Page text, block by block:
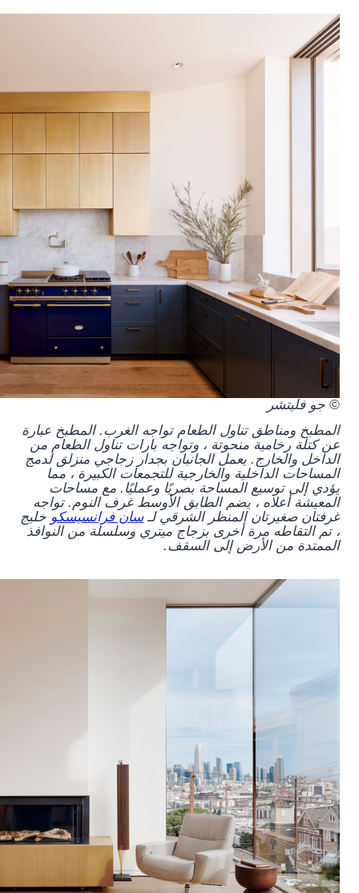
© جو فليتشر
المطبخ ومناطق تناول الطعام تواجه الغرب. المطبخ عبارة
عن كتلة رخامية منحوتة ، وتواجه بارات تناول الطعام من
الداخل والخارج. يعمل الجانبان بجدار زجاجي منزلق لدمج
المساحات الداخلية والخارجية للتجمعات الكبيرة ، مما
يؤدي إلى توسيع المساحة بصريًا وعمليًا. مع مساحات
المعيشة أعلاه ، يضم الطابق الأوسط غرف النوم. تواجه
غرفتان صغيرتان المنظر الشرقي لـسان فرانسيسكو خليج
، تم التقاطه مرة أخرى بزجاج ميتري وسلسلة من النوافذ
الممتدة من الأرض إلى السقف.